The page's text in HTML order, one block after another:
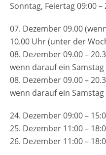
Sonntag, Feiertag 09:00 –
07. Dezember 09.00
10.00 Uhr (unter der
08. Dezember 09.00 –
wenn darauf ein
08. Dezember 09.00 –
wenn darauf ein
24. Dezember 09:00 –
25. Dezember 11:00 –
26. Dezember 11:00 –